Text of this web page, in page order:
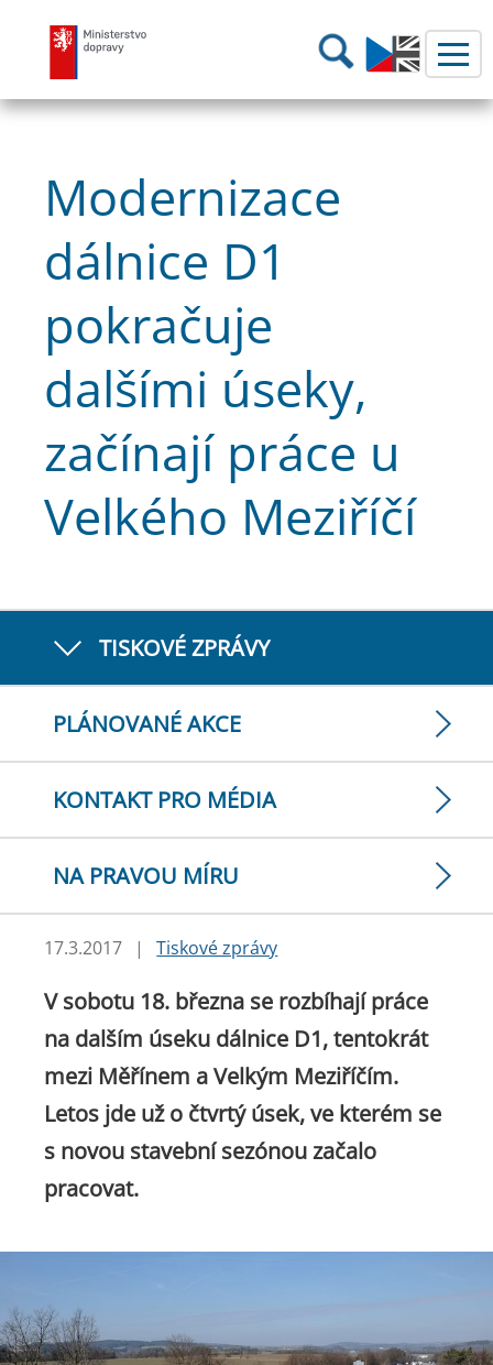
Ministerstvo dopravy Hledání
Modernizace
dálnice D1
pokračuje
dalšími úseky,
začínají práce u
Velkého Meziříčí
TISKOVÉ ZPRÁVY
PLÁNOVANÉ AKCE
KONTAKT PRO MÉDIA
NA PRAVOU MÍRU
17.3.2017 | Tiskové zprávy
V sobotu 18. března se rozbíhají práce
na dalším úseku dálnice D1, tentokrát
mezi Měřínem a Velkým Meziříčím.
Letos jde už o čtvrtý úsek, ve kterém se
s novou stavební sezónou začalo
pracovat.